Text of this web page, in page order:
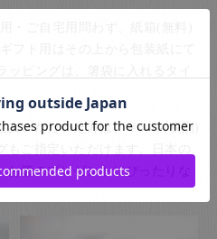
文いただいた方は、￥440-(税別)
もご指定いただけます。日本の
お箸のプレゼントにぴったりな